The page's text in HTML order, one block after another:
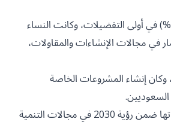
وفيما يتعلق بقطاع الاستثمار المفضل لدى السعوديين، جاءت التجارة (39.8%) ثم الخدمة العامة (14.4%) في أولى التفضيلات، وكانت النساء
في مجالات الإنشاءات والمقاولات،
في إنفاق المال الفائض، كان التبرع للجهات الخيرية هو الخيار الأول (77.1%)، وكان إنشاء المشروعات الخاصة
وتنبع أهمية الدراسة من خلال توفير بيانات ومعلومات مهمة للجهات المختصة تمكنها من ترتيب أولوياتها ضمن رؤية 2030 في مجالات التنمية